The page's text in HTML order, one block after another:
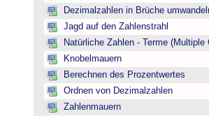
Dezimalzahlen in Brüche
Jagd auf den Zahlenstrahl
Natürliche Zahlen - Terme (Multiple
Knobelmauern
Berechnen des Prozentwertes
Ordnen von Dezimalzahlen
Zahlenmauern